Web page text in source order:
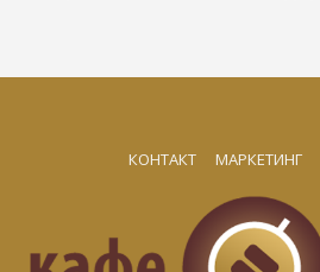
КОНТАКТ МАРКЕТИНГ